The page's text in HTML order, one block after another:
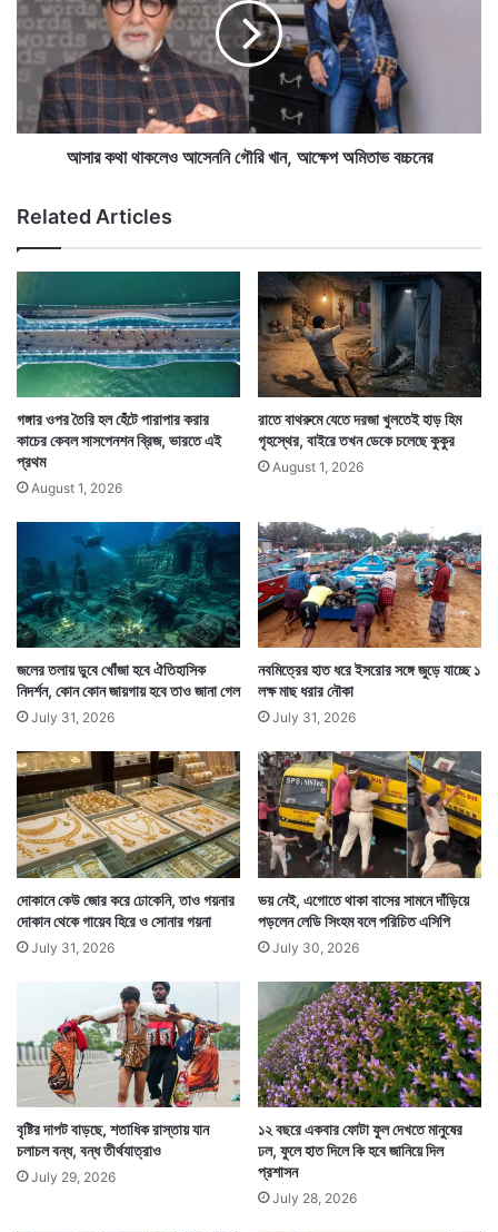
এদিকে যিনি ওই চিকেন কারী নিয়েছিলেন এবং কিছুটা খেয়েছিলেন
তিনি ইঁদুরটিকে দেখার পর অসুস্থ বোধ করতে থাকেন। তিনি তাঁর
চিকিৎসককে ফোন করেন। ফোনেই ওষুধ জেনে নেন।
ওই ব্যক্তির অভিযোগ, তিনি রেস্তোরাঁর যে অ্যাটেনডেন্ট ছিলেন
তাঁকে ডেকে বিষয়টি জানানও। কিন্তু তাঁর দাবি, ইঁদুর দেখে কেবল
দুঃখিত বলে জানিয়ে বিষয়টি লঘু করেন ওই অ্যাটেনডেন্ট।
র
কি
ক
রা
চি
রা
ম
র্শ
লে
ন
অ
ন
সিং
ক
থা
থা
ক
ও
নি
গৌ
রি
ন
,
আ
প
অ
মি
তা
নে
র
আসার কথা থাকলেও আসেননি গৌরি খান, আক্ষেপ অমিতাভ বচ্চনের
Related Articles
গঙ্গার ওপর তৈরি হল হেঁটে পারাপার করার
কাচের কেবল সাসপেনশন ব্রিজ, ভারতে এই
প্রথম
August 1, 2026
রাতে বাথরুমে যেতে দরজা খুলতেই হাড় হিম
গৃহস্থের, বাইরে তখন ডেকে চলেছে কুকুর
August 1, 2026
জলের তলায় ডুবে খোঁজা হবে ঐতিহাসিক
নিদর্শন, কোন কোন জায়গায় হবে তাও জানা গেল
July 31, 2026
নবমিত্রের হাত ধরে ইসরোর সঙ্গে জুড়ে যাচ্ছে ১
লক্ষ মাছ ধরার নৌকা
July 31, 2026
দোকানে কেউ জোর করে ঢোকেনি, তাও গয়নার
দোকান থেকে গায়েব হিরে ও সোনার গয়না
July 31, 2026
ভয় নেই, এগোতে থাকা বাসের সামনে দাঁড়িয়ে
পড়লেন লেডি সিংহম বলে পরিচিত এসিপি
July 30, 2026
বৃষ্টির দাপট বাড়ছে, শতাধিক রাস্তায় যান
চলাচল বন্ধ, বন্ধ তীর্থযাত্রাও
July 29, 2026
১২ বছরে একবার ফোটা ফুল দেখতে মানুষের
ঢল, ফুলে হাত দিলে কি হবে জানিয়ে দিল
প্রশাসন
July 28, 2026